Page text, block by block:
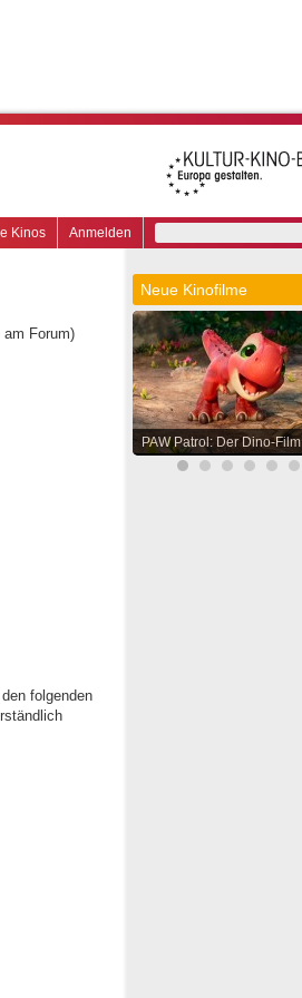
Anmelden
Kinos
am Forum)
folgenden
Neue Kinofilme
PAW Patrol: Der Dino-Film